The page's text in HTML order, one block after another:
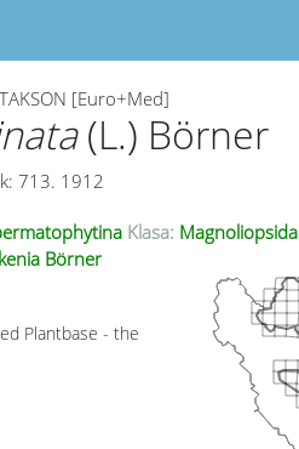
[Euro+Med]
(L.) Börner
713. 1912
Klasa: Magnoliopsida
Börner
Plantbase - the